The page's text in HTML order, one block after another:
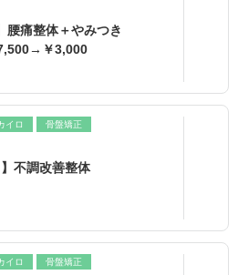
腰痛整体＋やみつき
￥3,000
イロ
骨盤矯正
不調改善整体
イロ
骨盤矯正